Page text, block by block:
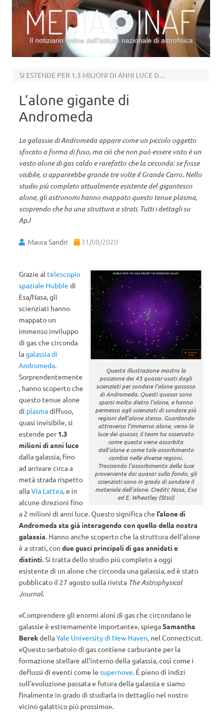
Il notiziario online dell’Istituto nazionale di astrofisica
SI ESTENDE PER 1.3 MILIONI DI ANNI LUCE DALLA GALASSIA
L‘alone gigante di
Andromeda
La galassia di Andromeda appare come un piccolo oggetto
sfocato a forma di fuso, ma ciò che non può essere visto è un
vasto alone di gas caldo e rarefatto che la circonda: se fosse
visibile, ci apparirebbe grande tre volte il Grande Carro. Nello
studio più completo attualmente esistente del gigantesco
alone, gli astronomi hanno mappato questo tenue plasma,
scoprendo che ha una struttura a strati. Tutti i dettagli su
ApJ
Maura Sandri 31/08/2020
Questa illustrazione mostra la
posizione dei 43 quasar usati dagli
scienziati per sondare l’alone gassoso
di Andromeda. Questi quasar sono
sparsi molto dietro l’alone, e hanno
permesso agli scienziati di sondare più
regioni dell’alone stesso. Guardando
attraverso l’immenso alone, verso la
luce dei quasar, il team ha osservato
come questa viene assorbita
dall’alone e come tale assorbimento
cambia nelle diverse regioni.
Tracciando l’assorbimento della luce
proveniente dai quasar sullo fondo, gli
scienziati sono in grado di sondare il
materiale dell’alone. Crediti: Nasa, Esa
ed E. Wheatley (Stsci)
Grazie al telescopio
spaziale Hubble di
Esa/Nasa, gli
scienziati hanno
mappato un
immenso inviluppo
di gas che circonda
lagalassia di
Andromeda.
Sorprendentemente
, hanno scoperto che
questo tenue alone
di plasmadiffuso,
quasi invisibile, si
estende per1.3
milioni di anni luce
dalla galassia, fino
ad arrivare circa a
metà strada rispetto
allaVia Lattea, e in
alcune direzioni fino
a 2 milioni di anni luce. Questo significa che l’alone di
Andromeda sta già interagendo con quello della nostra
galassia. Hanno anche scoperto che la struttura dell’alone
è a strati, con due gusci principali di gas annidati e
distinti. Si tratta dello studio più completo a oggi
esistente di un alone che circonda una galassia, ed è stato
pubblicato il 27 agosto sulla rivista The Astrophysical
Journal.
«Comprendere gli enormi aloni di gas che circondano le
galassie è estremamente importante», spiegaSamantha
BerekdellaYale University di New Haven, nel Connecticut.
«Questo serbatoio di gas contiene carburante per la
formazione stellare all’interno della galassia, così come i
deflussi di eventi come le supernove. È pieno di indizi
sull’evoluzione passata e futura della galassia e siamo
finalmente in grado di studiarla in dettaglio nel nostro
vicino galattico più prossimo».